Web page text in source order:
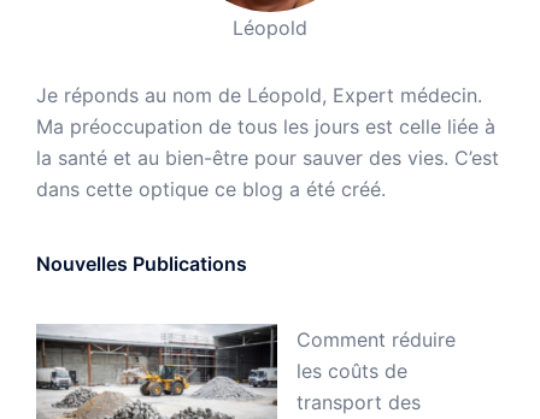
Léopold
Je réponds au nom de Léopold, Expert médecin.
Ma préoccupation de tous les jours est celle liée à
la santé et au bien-être pour sauver des vies. C’est
dans cette optique ce blog a été créé.
Nouvelles Publications
Comment réduire
les coûts de
transport des